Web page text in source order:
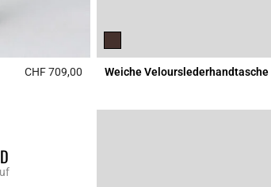
CHF 709,00 5 out of 5 Customer Rating
Weiche Velourslederhandtasche